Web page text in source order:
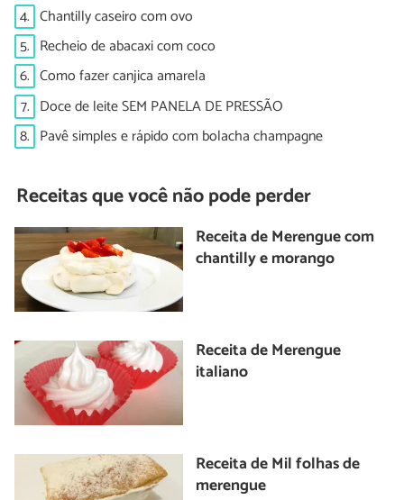
4. Chantilly caseiro com ovo
5. Recheio de abacaxi com coco
6. Como fazer canjica amarela
7. Doce de leite SEM PANELA DE PRESSÃO
8. Pavê simples e rápido com bolacha champagne
Receitas que você não pode perder
Receita de Merengue com
chantilly e morango
Receita de Merengue
italiano
Receita de Mil folhas de
merengue